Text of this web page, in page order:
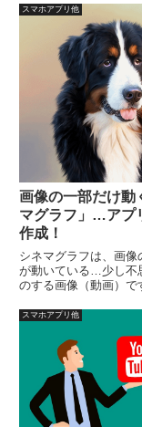
トールして、どの程度
が必要か試してみては
ょうか？オススメは『
Sight』無料アプリ。
スマホアプリ他
画像の一部だけ動
マグラフ」…アプ
作成！
シネマグラフは、画像
が動いている…少し不
のする画像（動画）で
iPhone（iOS）用の無
動かしたい部分をペン
りつぶすだけの簡単操
スマホアプリ他